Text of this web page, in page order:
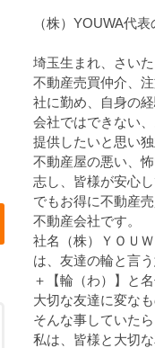
（株）YOUWA代表
埼玉生まれ、さいた
不動産売買仲介、
社に勤め、自身の
会社ではできない
提供したいと思い独
不動産屋の悪い、
志し、皆様が安心
でもお得に不動産
不動産会社です。
社名（株）ＹＯＵ
は、友達の輪と言
＋【輪（わ）】と名
大切な友達に変な
そんな事していた
私は、皆様と大切